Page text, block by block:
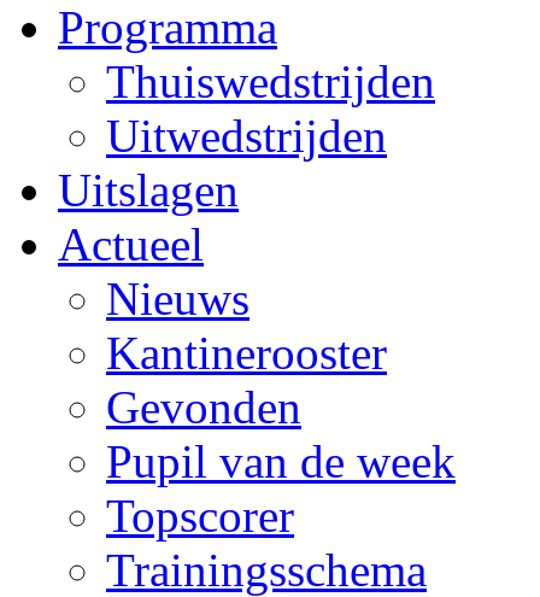
Programma
Thuiswedstrijden
Uitwedstrijden
Uitslagen
Actueel
Nieuws
Kantinerooster
Gevonden
Pupil van de week
Topscorer
Trainingsschema